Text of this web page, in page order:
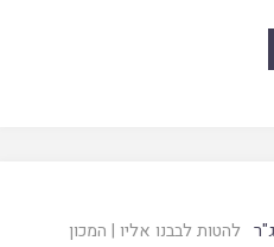
להטות לבבנו אליו | המכון